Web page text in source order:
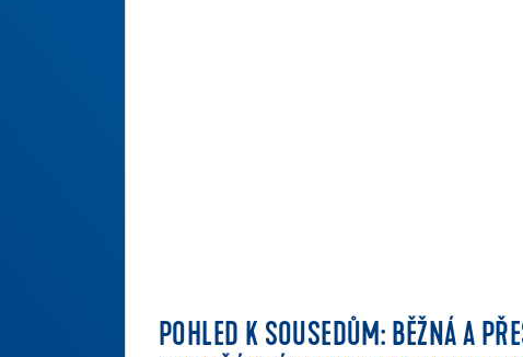
POHLED K SOUSEDŮM: BĚŽNÁ A